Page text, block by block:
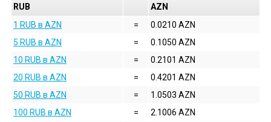
RUB
AZN
1 RUB в AZN
=
0.0210 AZN
5 RUB в AZN
=
0.1050 AZN
10 RUB в AZN
=
0.2101 AZN
20 RUB в AZN
=
0.4201 AZN
50 RUB в AZN
=
1.0503 AZN
100 RUB в AZN
=
2.1006 AZN